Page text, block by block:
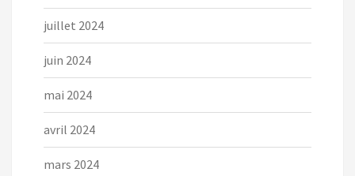
juillet 2024
juin 2024
mai 2024
avril 2024
mars 2024